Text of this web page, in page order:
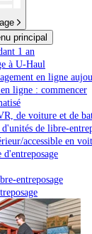
principal
1 an
à U-Haul
en ligne
ligne : commencer
de voiture et de
de libre-
accessible en
entreposage